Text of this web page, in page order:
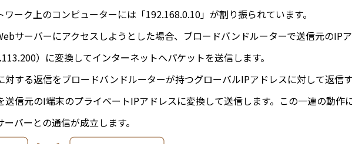
ーク上のコンピューターには「192.168.0.10」が割り振られています。
サーバーにアクセスしようとした場合、ブロードバンドルーターで送信元のIP
）に変換してインターネットへパケットを送信します。
する返信をブロードバンドルーターが持つグローバルIPアドレスに対して返信
信元のI端末のプライベートIPアドレスに変換して送信します。この一連の動作
バーとの通信が成立します。